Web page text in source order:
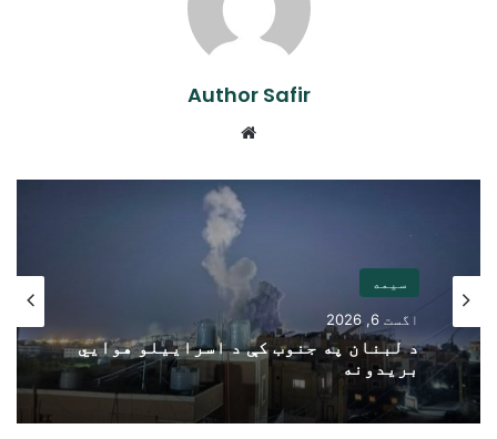
Author Safir
سیمه
اگست 6, 2026
د لبنان په جنوب کې د اسراییلو هوايي
بریدونه